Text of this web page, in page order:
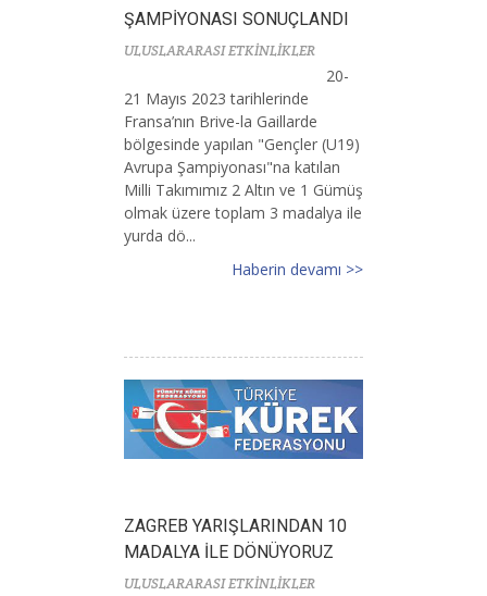
ŞAMPİYONASI SONUÇLANDI
ULUSLARARASI ETKİNLİKLER
20-
21 Mayıs 2023 tarihlerinde
Fransa’nın Brive-la Gaillarde
bölgesinde yapılan "Gençler (U19)
Avrupa Şampiyonası"na katılan
Milli Takımımız 2 Altın ve 1 Gümüş
olmak üzere toplam 3 madalya ile
yurda dö...
Haberin devamı >>
ZAGREB YARIŞLARINDAN 10
MADALYA İLE DÖNÜYORUZ
ULUSLARARASI ETKİNLİKLER